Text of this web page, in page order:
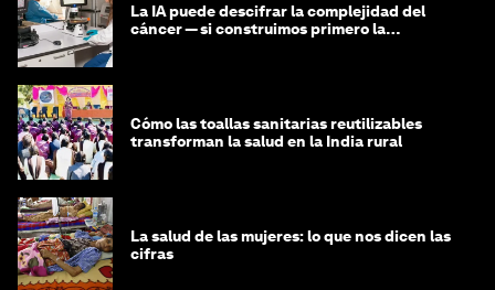
La IA puede descifrar la complejidad del
cáncer — si construimos primero la
Cómo las toallas sanitarias reutilizables
transforman la salud en la India rural
La salud de las mujeres: lo que nos dicen las
cifras